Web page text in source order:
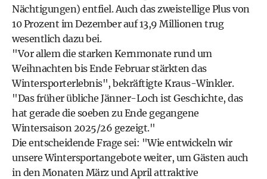
Nächtigungen) entfiel. Auch das zweistellige Plus von
10 Prozent im Dezember auf 13,9 Millionen trug
wesentlich dazu bei.
"Vor allem die starken Kernmonate rund um
Weihnachten bis Ende Februar stärkten das
Wintersporterlebnis", bekräftigte Kraus-Winkler.
"Das früher übliche Jänner-Loch ist Geschichte, das
hat gerade die soeben zu Ende gegangene
Wintersaison 2025/26 gezeigt."
Die entscheidende Frage sei: "Wie entwickeln wir
unsere Wintersportangebote weiter, um Gästen auch
in den Monaten März und April attraktive